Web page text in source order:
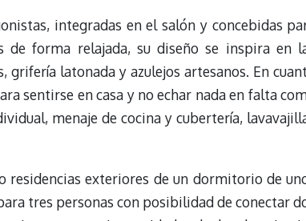
integradas en el salón y concebidas
forma relajada, su diseño se inspira en
grifería latonada y azulejos artesanos. En
sentirse en casa y no echar nada en falta
menaje de cocina y cubertería,
residencias exteriores de un dormitorio de
tres personas con posibilidad de conectar